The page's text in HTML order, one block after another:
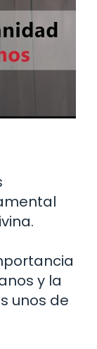
y la
unos de